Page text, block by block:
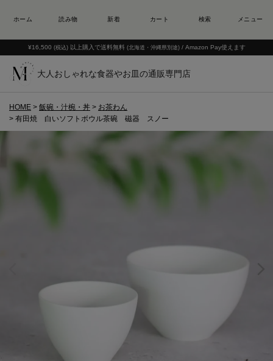
¥16,500 (税込) 以上購入で送料無料 (北海道・沖縄県別途) / Amazon Pay使えます
大人おしゃれな食器やお皿の通販専門店
HOME 飯碗・汁椀・丼
お茶わん
有田焼 白いソフトボウル茶碗 磁器 スノー